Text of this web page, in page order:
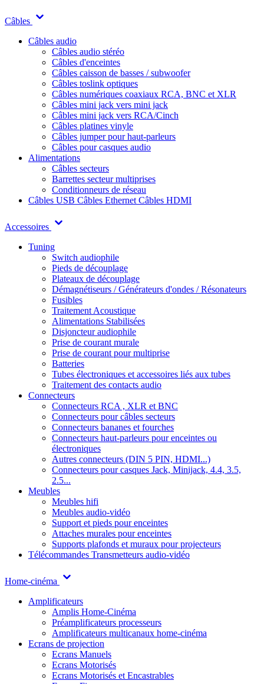
Câbles
Câbles audio
Câbles audio stéréo
Câbles d'enceintes
Câbles caisson de basses / subwoofer
Câbles toslink optiques
Câbles numériques coaxiaux RCA, BNC et XLR
Câbles mini jack vers mini jack
Câbles mini jack vers RCA/Cinch
Câbles platines vinyle
Câbles jumper pour haut-parleurs
Câbles pour casques audio
Alimentations
Câbles secteurs
Barrettes secteur multiprises
Conditionneurs de réseau
Câbles USB Câbles Ethernet Câbles HDMI
Accessoires
Tuning
Switch audiophile
Pieds de découplage
Plateaux de découplage
Démagnétiseurs / Générateurs d'ondes / Résonateurs
Fusibles
Traitement Acoustique
Alimentations Stabilisées
Disjoncteur audiophile
Prise de courant murale
Prise de courant pour multiprise
Batteries
Tubes électroniques et accessoires liés aux tubes
Traitement des contacts audio
Connecteurs
Connecteurs RCA , XLR et BNC
Connecteurs pour câbles secteurs
Connecteurs bananes et fourches
Connecteurs haut-parleurs pour enceintes ou
électroniques
Autres connecteurs (DIN 5 PIN, HDMI...)
Connecteurs pour casques Jack, Minijack, 4.4, 3.5,
2.5...
Meubles
Meubles hifi
Meubles audio-vidéo
Support et pieds pour enceintes
Attaches murales pour enceintes
Supports plafonds et muraux pour projecteurs
Télécommandes Transmetteurs audio-vidéo
Home-cinéma
Amplificateurs
Amplis Home-Cinéma
Préamplificateurs processeurs
Amplificateurs multicanaux home-cinéma
Ecrans de projection
Ecrans Manuels
Ecrans Motorisés
Ecrans Motorisés et Encastrables